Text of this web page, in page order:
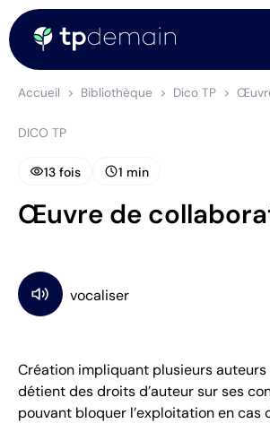
Accueil Bibliothèque Dico TP
DICO TP
visibility13 fois schedule1 min
Œuvre de
Création impliquant plusieurs auteurs
détient des droits d’auteur sur ses
pouvant bloquer l’exploitation en cas